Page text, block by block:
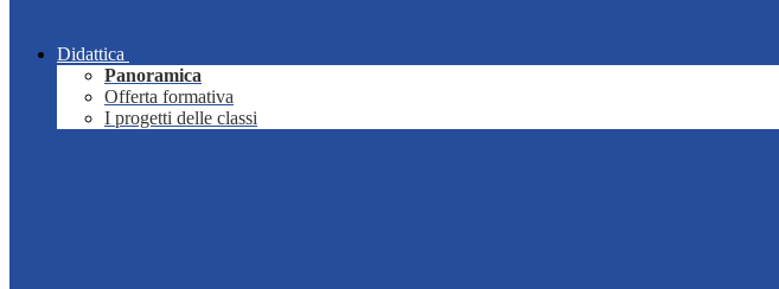
Didattica
Panoramica
Offerta formativa
I progetti delle classi